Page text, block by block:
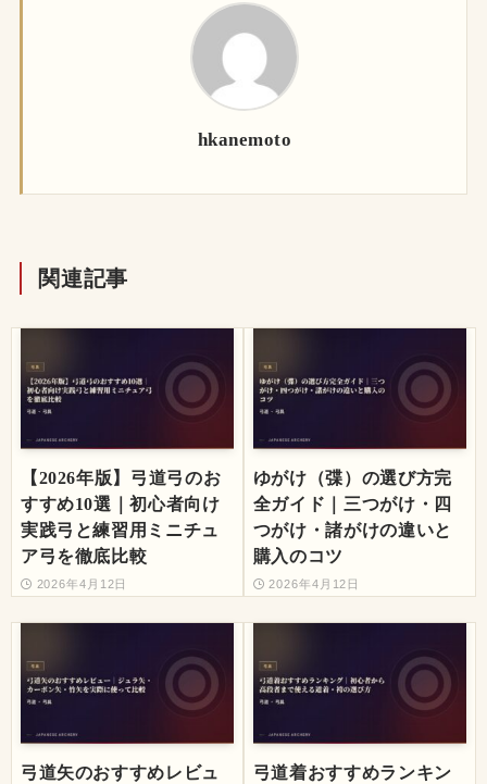
hkanemoto
関連記事
【2026年版】弓道弓のお
すすめ10選｜初心者向け
実践弓と練習用ミニチュ
ア弓を徹底比較
2026年4月12日
ゆがけ（弽）の選び方完
全ガイド｜三つがけ・四
つがけ・諸がけの違いと
購入のコツ
2026年4月12日
弓道矢のおすすめレビュ
弓道着おすすめランキン